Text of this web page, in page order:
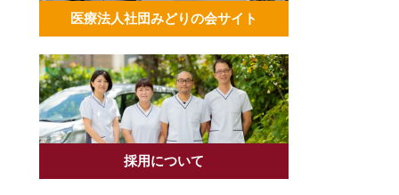
医療法人社団みどりの会サイト
採用について